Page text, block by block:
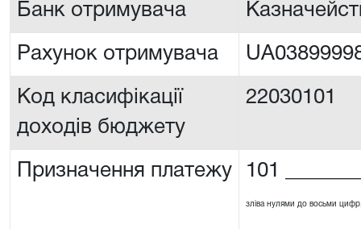
Банк отримувача
Рахунок отримувача
Код класифікації
доходів бюджету
22030101
Призначення платежу 101
зліва нулями до восьми